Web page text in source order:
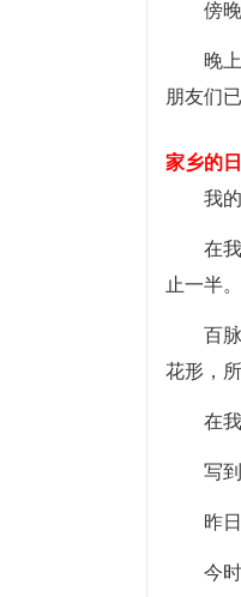
傍
晚
朋友们
家乡的
我
在
止一半
百
花形，
在
写
昨
今